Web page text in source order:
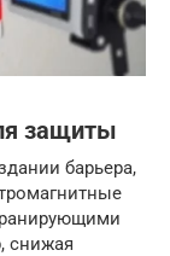
защиты
барьера,
снижая